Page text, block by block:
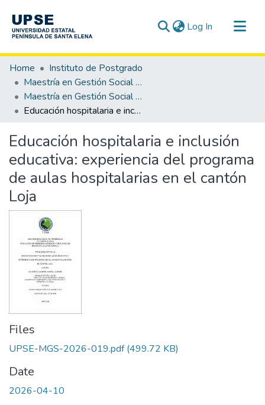
Log In (current)
Communities & Collections
All of DSpace
Statistics
Home
Instituto de Postgrado
Maestría en Gestión Social y Desarrollo
Maestría en Gestión Social y Desarrollo, Mención Desarrollo Local
Educación hospitalaria e inclusión educativa: experiencia del programa de aulas hospitalarias en el cantón Loja
Educación hospitalaria e inclusión
educativa: experiencia del programa
de aulas hospitalarias en el cantón
Loja
Files
UPSE-MGS-2026-019.pdf(499.72 KB)
Date
2026-04-10